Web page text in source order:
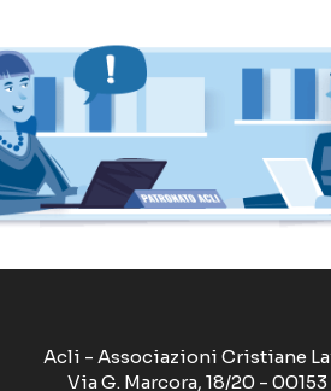
Acli - Associazioni Cristiane
Via G. Marcora, 18/20 -